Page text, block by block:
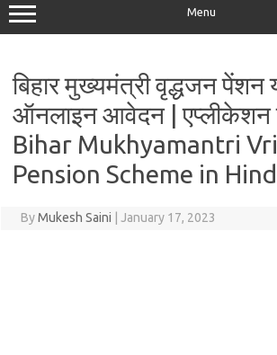
Menu
बिहार मुख्यमंत्री वृद्धजन पेंशन
ऑनलाइन आवेदन | एप्लीकेशन
Bihar Mukhyamantri
Pension Scheme in
ByMukesh Saini January 17, 2023